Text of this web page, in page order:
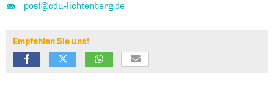
post@cdu-lichtenberg.de
Empfehlen Sie uns!